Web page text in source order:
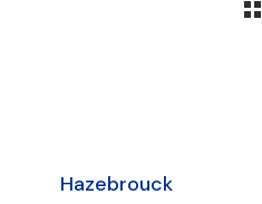
Hazebrouck